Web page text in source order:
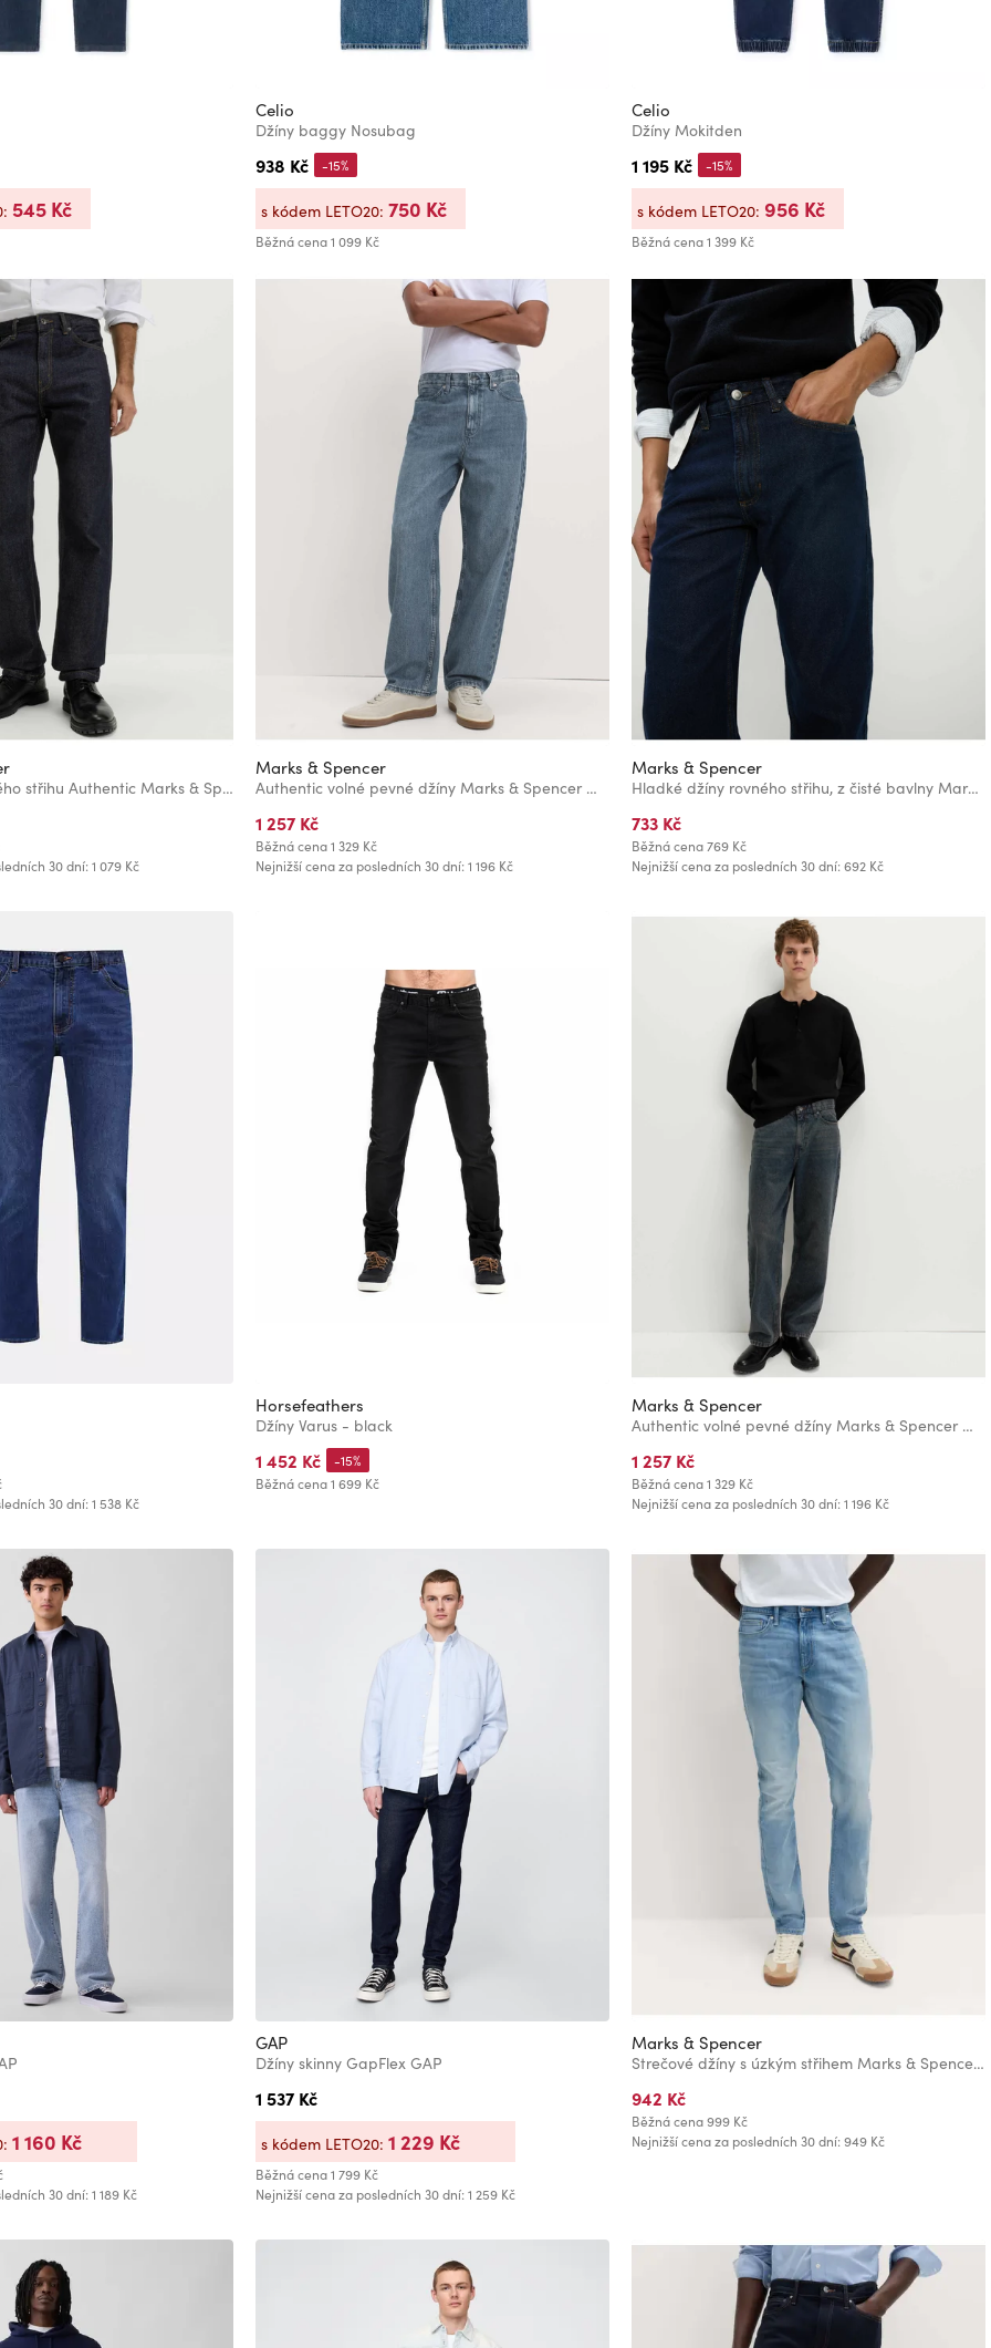
545 Kč
Celio
Džíny baggy Nosubag
938 Kč
Běžná cena 1 099 Kč
-15%
s kódem LETO20: 750 Kč
Celio
Džíny Mokitden
1 195 Kč
Běžná cena1 399 Kč
-15%
s kódem LETO20: 956 Kč
Volné džíny rovného střihu Authentic Marks & Spencer námořnická modrá
30 dní: 1 079 Kč
Marks & Spencer
Authentic volné pevné džíny Marks & Spencer modrá
1 257 Kč
Běžná cena 1 329 Kč
Nejnižší cena za posledních 30 dní: 1 196 Kč
Marks & Spencer
Hladké džíny rovného střihu, z čisté bavlny Marks & Spencer námořnická modrá
733 Kč
Běžná cena769 Kč
Nejnižší cena za posledních 30 dní: 692 Kč
30 dní: 1 538 Kč
Horsefeathers
Džíny Varus - black
1 452 Kč
Běžná cena 1 699 Kč
-15%
Marks & Spencer
Authentic volné pevné džíny Marks & Spencer modrá
1 257 Kč
Běžná cena1 329 Kč
Nejnižší cena za posledních 30 dní: 1 196 Kč
30 dní: 1 189 Kč
1 160 Kč
GAP
Džíny skinny GapFlex GAP
1 537 Kč
Běžná cena 1 799 Kč
Nejnižší cena za posledních 30 dní: 1 259 Kč
s kódem LETO20: 1 229 Kč
Marks & Spencer
Strečové džíny s úzkým střihem Marks & Spencer modrá
942 Kč
Běžná cena999 Kč
Nejnižší cena za posledních 30 dní: 949 Kč